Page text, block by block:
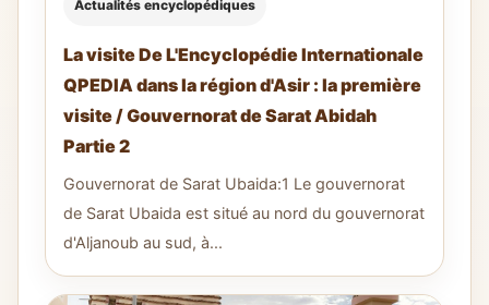
Actualités encyclopédiques
La visite De L'Encyclopédie Internationale
QPEDIA dans la région d'Asir : la première
visite / Gouvernorat de Sarat Abidah
Partie 2
Gouvernorat de Sarat Ubaida:1 Le gouvernorat
de Sarat Ubaida est situé au nord du gouvernorat
d'Aljanoub au sud, à...